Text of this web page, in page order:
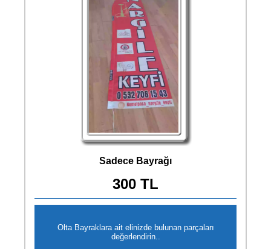
Sadece Bayrağı
300 TL
Olta Bayraklara ait elinizde bulunan parçaları
değerlendirin..